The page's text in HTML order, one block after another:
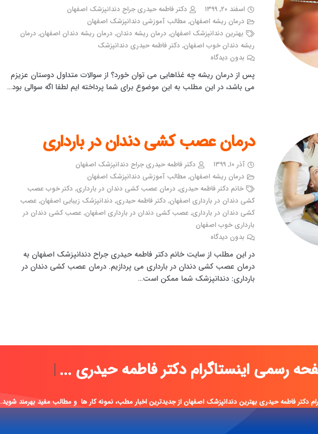
اسفند ۲۰, ۱۳۹۹
دکتر فاطمه حیدری جراح دندانپزشک اصفهان
درمان ریشه اصفهان, مطالب آموزشی دندانپزشک اصفهان
بهترین دندانپزشک اصفهان, درمان ریشه دندان, درمان ریشه دندان اصفهان, درمان
ریشه دندان خوب اصفهان, دکتر فاطمه حیدری دندانپزشک
بدون دیدگاه
پس از درمان ریشه چه غذاهایی می توان خورد؟ از سوالات متداول دوستان عزیزم
می باشد، در این مطلب به این موضوع برای شما پرداخته ایم لطفا اگه سوالی بود…
درمان عصب کشی دندان در بارداری
آذر ۱۰, ۱۳۹۹
دکتر فاطمه حیدری جراح دندانپزشک اصفهان
درمان ریشه اصفهان, مطالب آموزشی دندانپزشک اصفهان
خانم دکتر فاطمه حیدری, درمان عصب کشی دندان در بارداری, دکتر خوب عصب
کشی دندان در بارداری اصفهان, دکتر فاطمه حیدری, دندانپزشک زیبایی اصفهان,عصب
کشی دندان در بارداری,عصب کشی دندان در بارداری اصفهان,عصب کشی دندان در
بارداری خوب اصفهان
بدون دیدگاه
در این مطلب از سایت خانم دکتر فاطمه حیدری جراح دندانپزشک اصفهان به
درمان عصب کشی دندان در بارداری می پردازیم. درمان عصب کشی دندان در
بارداری: دندانپزشک شما ممکن است…
صفحه رسمی اینستاگرام دکتر|
دکتر فاطمه حیدری بهترین دندانپزشک اصفهان از جدیدترین اخبار مطب، نمونه کار ها و مطالب مفید بهرمند شوید.